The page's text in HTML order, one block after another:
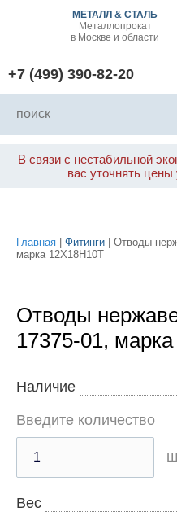
МЕТАЛЛ & СТАЛЬ
Металлопрокат
в Москве и области
+7 (499) 390-82-20
В связи с нестабильной
вас уточнять
Главная Фитинги | Отводы
марка 12Х18Н10Т
Отводы
17375-01,
Наличие
Введите количество
Вес